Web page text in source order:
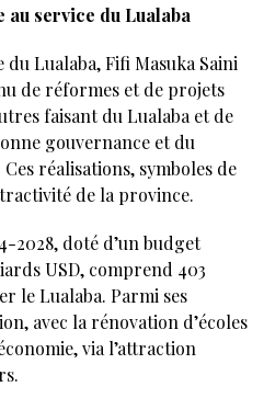
service du Lualaba
Lualaba, Fifi Masuka Saini
de réformes et de projets
faisant du Lualaba et de
gouvernance et du
réalisations, symboles de
de la province.
2028, doté d’un budget
USD, comprend 403
le Lualaba. Parmi ses
avec la rénovation d’écoles
via l’attraction